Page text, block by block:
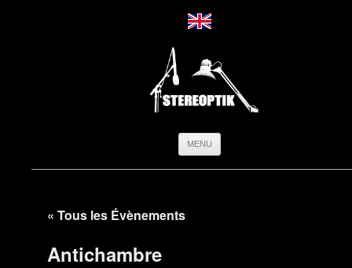
MENU
« Tous les Évènements
Antichambre